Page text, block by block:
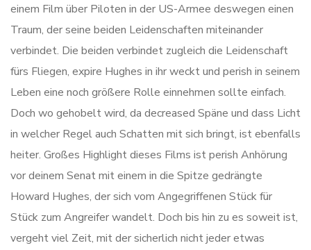
einem Film über Piloten in der US-Armee deswegen einen
Traum, der seine beiden Leidenschaften miteinander
verbindet. Die beiden verbindet zugleich die Leidenschaft
fürs Fliegen, expire Hughes in ihr weckt und perish in seinem
Leben eine noch größere Rolle einnehmen sollte einfach.
Doch wo gehobelt wird, da decreased Späne und dass Licht
in welcher Regel auch Schatten mit sich bringt, ist ebenfalls
heiter. Großes Highlight dieses Films ist perish Anhörung
vor deinem Senat mit einem in die Spitze gedrängte
Howard Hughes, der sich vom Angegriffenen Stück für
Stück zum Angreifer wandelt. Doch bis hin zu es soweit ist,
vergeht viel Zeit, mit der sicherlich nicht jeder etwas